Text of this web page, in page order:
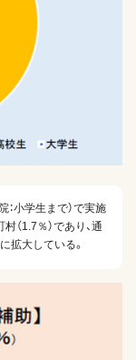
：小学生まで）で実施
（1.7％）であり、通
拡大している。